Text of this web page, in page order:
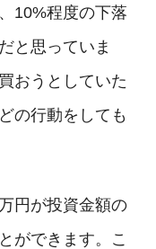
10%程度の下落
と思っていま
おうとしていた
の行動をしても
円が投資金額の
ができます。こ